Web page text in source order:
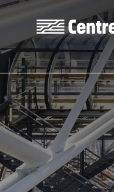
Aller au contenu principal
Centre Pompidou